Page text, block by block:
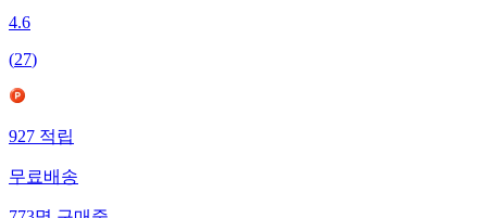
4.6
(27)
927 적립
무료배송